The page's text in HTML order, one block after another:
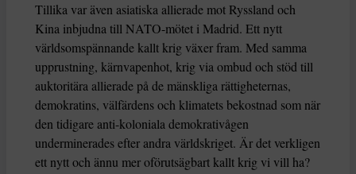
Tillika var även asiatiska allierade mot Ryssland och
Kina inbjudna till NATO-mötet i Madrid. Ett nytt
världsomspännande kallt krig växer fram. Med samma
upprustning, kärnvapenhot, krig via ombud och stöd till
auktoritära allierade på de mänskliga rättigheternas,
demokratins, välfärdens och klimatets bekostnad som när
den tidigare anti-koloniala demokrativågen
underminerades efter andra världskriget. Är det verkligen
ett nytt och ännu mer oförutsägbart kallt krig vi vill ha?